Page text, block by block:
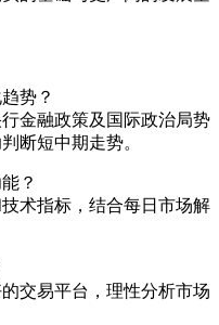
势？
金融政策及国际政治局势
断短中期走势。
？
术指标，结合每日市场解
交易平台，理性分析市场